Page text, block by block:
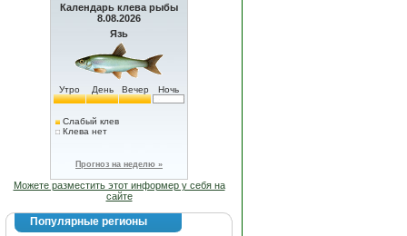
Календарь клева рыбы
8.08.2026
Язь
Утро День Вечер Ночь
Слабый клев
Клева нет
Прогноз на неделю »
Можете разместить этот информер у себя на
сайте
Популярные регионы